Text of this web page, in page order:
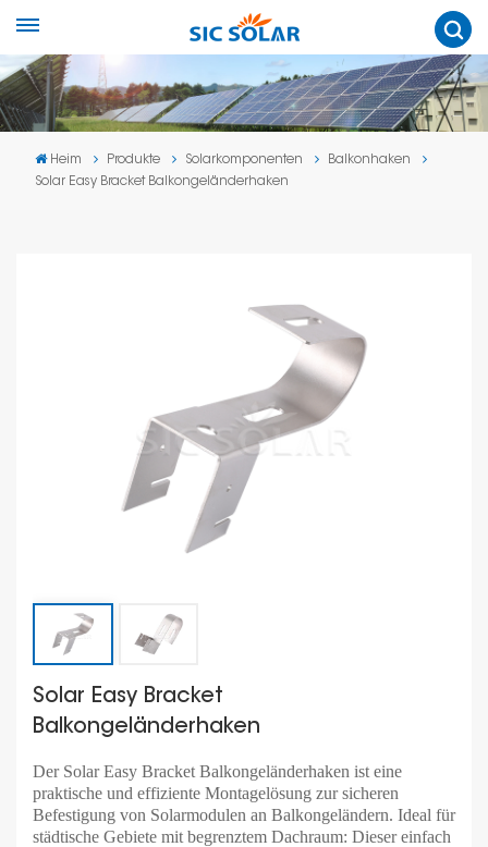
Heim Produkte Solarkomponenten
Balkonhaken
Solar Easy Bracket Balkongeländerhaken
Solar Easy Bracket
Balkongeländerhaken
Der Solar Easy Bracket Balkongeländerhaken ist eine
praktische und effiziente Montagelösung zur sicheren
Befestigung von Solarmodulen an Balkongeländern. Ideal für
städtische Gebiete mit begrenztem Dachraum: Dieser einfach